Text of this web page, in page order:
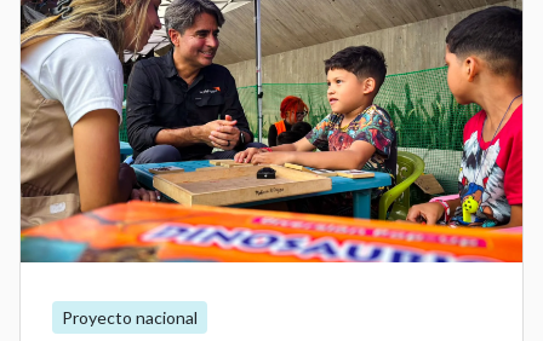
Proyecto nacional